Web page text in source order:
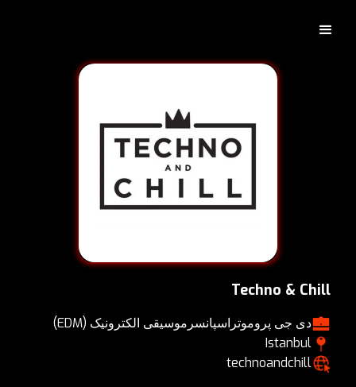
Techno & Chill
دی جی پروموتر اسپانسر موسیقی الکترونیک (EDM)
Istanbul
technoandchill